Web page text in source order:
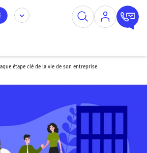
étape clé de la vie de son entreprise
cookies